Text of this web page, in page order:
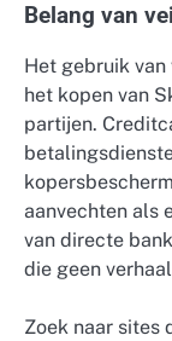
Belang van
Het gebruik
het kopen van
partijen.
aanvechten als
van directe
die geen
Zoek naar sites